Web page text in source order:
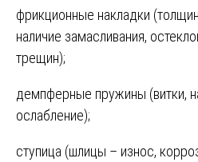
фрикционные накладки
наличие замасливания,
трещин);
демпферные пружины (витки,
ослабление);
ступица (шлицы – износ,